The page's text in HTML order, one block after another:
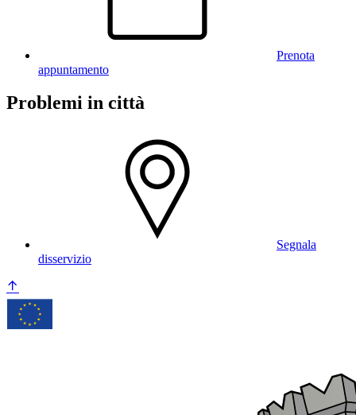
Prenota
appuntamento
Problemi in città
Segnala
disservizio